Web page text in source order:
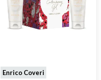
Enrico Coveri